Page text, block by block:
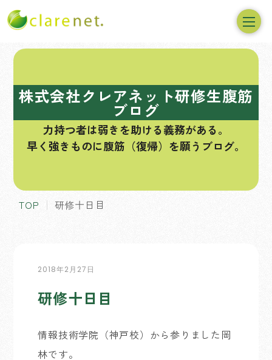
株式会社クレアネット研修生腹筋
ブログ
力持つ者は弱きを助ける義務がある。
早く強きものに腹筋（復帰）を願うブログ。
TOP 研修十日目
2018年2月27日
研修十日目
情報技術学院（神戸校）から参りました岡
林です。